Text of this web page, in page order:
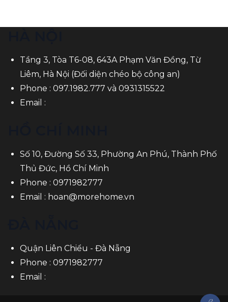
Tầng 3, Tòa T6-08, 643A Phạm Văn Đồng, Từ
Liêm, Hà Nội (Đối diện chéo bộ công an)
Phone : 097.1982.777 và 0931315522
Email :
Số 10, Đường Số 33, Phường An Phú, Thành Phố
Thủ Đức, Hồ Chí Minh
Phone : 0971982777
Email : hoan@morehome.vn
Quận Liên Chiểu - Đà Nẵng
Phone : 0971982777
Email :